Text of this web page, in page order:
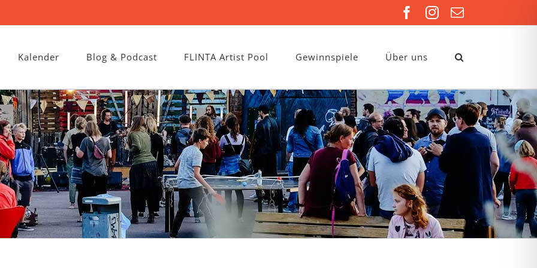
Facebook
Instagram
E-
Mail
Kalender Blog & Podcast FLINTA Artist Pool Gewinnspiele Über uns